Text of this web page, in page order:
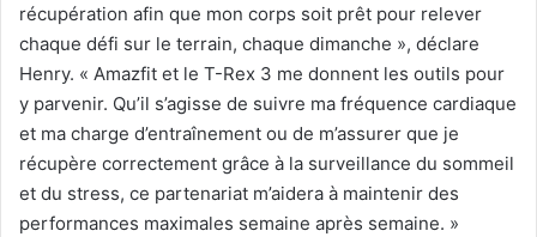
récupération afin que mon corps soit prêt pour relever
chaque défi sur le terrain, chaque dimanche », déclare
Henry. « Amazfit et le T-Rex 3 me donnent les outils pour
y parvenir. Qu’il s’agisse de suivre ma fréquence cardiaque
et ma charge d’entraînement ou de m’assurer que je
récupère correctement grâce à la surveillance du sommeil
et du stress, ce partenariat m’aidera à maintenir des
performances maximales semaine après semaine. »